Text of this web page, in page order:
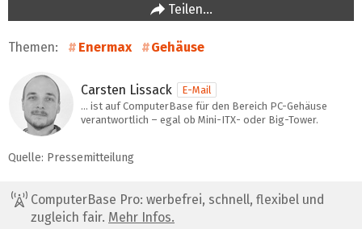
Teilen…
Themen: Enermax Gehäuse
Carsten Lissack
E-Mail
… ist auf ComputerBase für den Bereich PC-Gehäuse
verantwortlich – egal ob Mini-ITX- oder Big-Tower.
Quelle: Pressemitteilung
ComputerBase Pro: werbefrei, schnell, flexibel und
zugleich fair. Mehr Infos.